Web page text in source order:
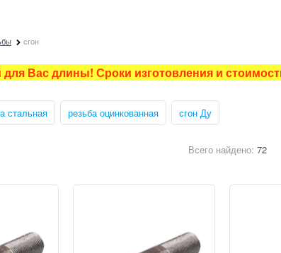
сгон
Вас длины! Сроки изготовления и
стальная резьба оцинкованная сгон Ду
Всего найдено: 72